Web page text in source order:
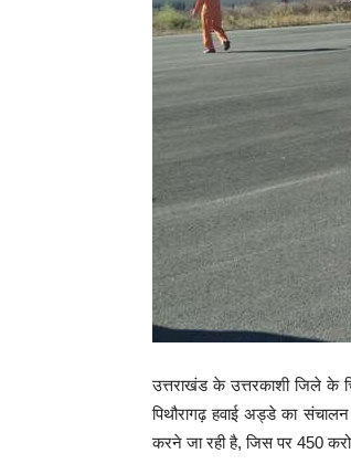
उत्तराखंड के उत्तरकाशी जिले के
पिथौरागढ़ हवाई अड्डे का संचालन
करने जा रही है, जिस पर 450